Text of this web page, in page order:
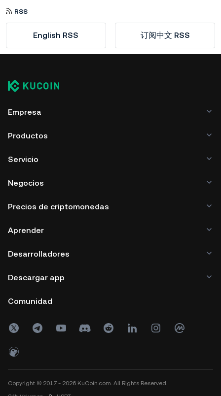
RSS
English RSS 订阅中文 RSS
Empresa
Productos
Servicio
Negocios
Precios de criptomonedas
Aprender
Desarrolladores
Descargar app
Comunidad
Copyright © 2017 - 2026 KuCoin.com. All Rights Reserved.